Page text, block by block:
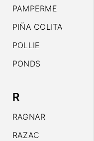
PAMPERME
PIÑA COLITA
POLLIE
PONDS
R
RAGNAR
RAZAC